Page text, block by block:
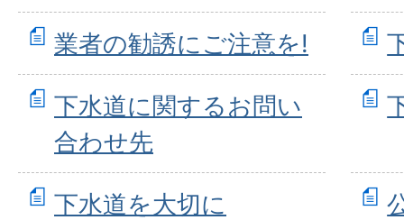
業者の勧誘にご注意を!
下水道に関するお問い
合わせ先
下水道を大切に